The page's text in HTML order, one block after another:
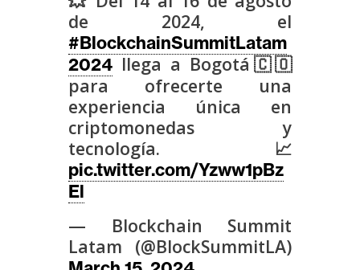
de 2024, el
#BlockchainSummitLatam
2024 llega a Bogotá🇨🇴
para ofrecerte una
experiencia única en
criptomonedas y
tecnología. 📈
pic.twitter.com/Yzww1pBz
El
— Blockchain Summit
Latam (@BlockSummitLA)